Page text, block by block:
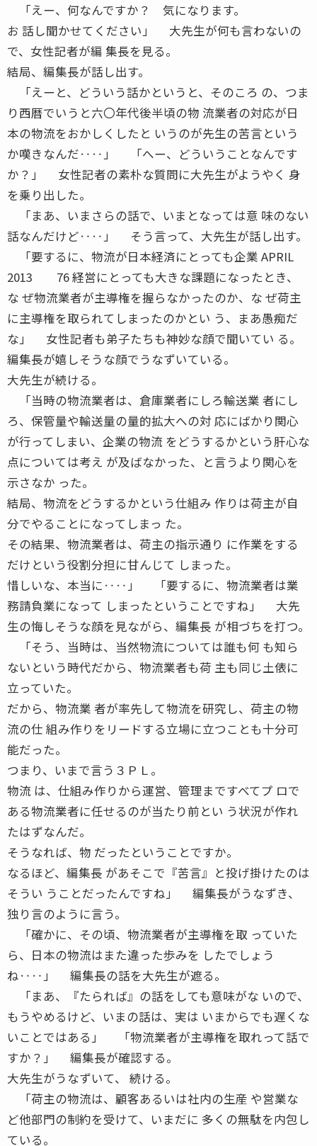
「えー、何なんですか？ 気になります。
お 話し聞かせてください」 大先生が何も言わないの
で、女性記者が編 集長を見る。
結局、編集長が話し出す。
「えーと、どういう話かというと、そのころ の、つま
り西暦でいうと六〇年代後半頃の物 流業者の対応が日
本の物流をおかしくしたと いうのが先生の苦言という
か嘆きなんだ‥‥」 「へー、どういうことなんです
か？」 女性記者の素朴な質問に大先生がようやく 身
を乗り出した。
「まあ、いまさらの話で、いまとなっては意 味のない
話なんだけど‥‥」 そう言って、大先生が話し出す。
「要するに、物流が日本経済にとっても企業 APRIL
2013 76 経営にとっても大きな課題になったとき、
な ぜ物流業者が主導権を握らなかったのか、な ぜ荷主
に主導権を取られてしまったのかとい う、まあ愚痴だ
な」 女性記者も弟子たちも神妙な顔で聞いてい る。
編集長が嬉しそうな顔でうなずいている。
大先生が続ける。
「当時の物流業者は、倉庫業者にしろ輸送業 者にし
ろ、保管量や輸送量の量的拡大への対 応にばかり関心
が行ってしまい、企業の物流 をどうするかという肝心な
点については考え が及ばなかった、と言うより関心を
示さなか った。
結局、物流をどうするかという仕組み 作りは荷主が自
分でやることになってしまっ た。
その結果、物流業者は、荷主の指示通り に作業をする
だけという役割分担に甘んじて しまった。
惜しいな、本当に‥‥」 「要するに、物流業者は業
務請負業になって しまったということですね」 大先
生の悔しそうな顔を見ながら、編集長 が相づちを打つ。
「そう、当時は、当然物流については誰も何 も知ら
ないという時代だから、物流業者も荷 主も同じ土俵に
立っていた。
だから、物流業 者が率先して物流を研究し、荷主の物
流の仕 組み作りをリードする立場に立つことも十分可
能だった。
つまり、いまで言う３ＰＬ。
物流 は、仕組み作りから運営、管理まですべてプ ロで
ある物流業者に任せるのが当たり前とい う状況が作れ
たはずなんだ。
そうなれば、物 だったということですか。
なるほど、編集長 があそこで『苦言』と投げ掛けたのは
そうい うことだったんですね」 編集長がうなずき、
独り言のように言う。
「確かに、その頃、物流業者が主導権を取 っていた
ら、日本の物流はまた違った歩みを したでしょう
ね‥‥」 編集長の話を大先生が遮る。
「まあ、『たられば』の話をしても意味がな いので、
もうやめるけど、いまの話は、実は いまからでも遅くな
いことではある」 「物流業者が主導権を取れって話で
すか？」 編集長が確認する。
大先生がうなずいて、 続ける。
「荷主の物流は、顧客あるいは社内の生産 や営業な
ど他部門の制約を受けて、いまだに 多くの無駄を内包し
ている。